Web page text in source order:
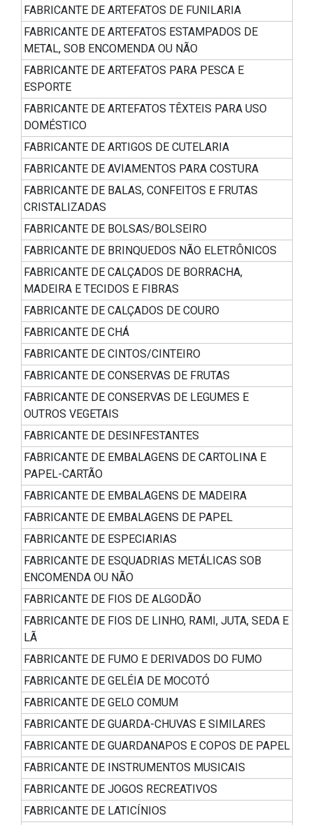
FABRICANTE DE ARTEFATOS DE FUNILARIA
FABRICANTE DE ARTEFATOS ESTAMPADOS DE
METAL, SOB ENCOMENDA OU NÃO
FABRICANTE DE ARTEFATOS PARA PESCA E
ESPORTE
FABRICANTE DE ARTEFATOS TÊXTEIS PARA USO
DOMÉSTICO
FABRICANTE DE ARTIGOS DE CUTELARIA
FABRICANTE DE AVIAMENTOS PARA COSTURA
FABRICANTE DE BALAS, CONFEITOS E FRUTAS
CRISTALIZADAS
FABRICANTE DE BOLSAS/BOLSEIRO
FABRICANTE DE BRINQUEDOS NÃO ELETRÔNICOS
FABRICANTE DE CALÇADOS DE BORRACHA,
MADEIRA E TECIDOS E FIBRAS
FABRICANTE DE CALÇADOS DE COURO
FABRICANTE DE CHÁ
FABRICANTE DE CINTOS/CINTEIRO
FABRICANTE DE CONSERVAS DE FRUTAS
FABRICANTE DE CONSERVAS DE LEGUMES E
OUTROS VEGETAIS
FABRICANTE DE DESINFESTANTES
FABRICANTE DE EMBALAGENS DE CARTOLINA E
PAPEL-CARTÃO
FABRICANTE DE EMBALAGENS DE MADEIRA
FABRICANTE DE EMBALAGENS DE PAPEL
FABRICANTE DE ESPECIARIAS
FABRICANTE DE ESQUADRIAS METÁLICAS SOB
ENCOMENDA OU NÃO
FABRICANTE DE FIOS DE ALGODÃO
FABRICANTE DE FIOS DE LINHO, RAMI, JUTA, SEDA E
LÃ
FABRICANTE DE FUMO E DERIVADOS DO FUMO
FABRICANTE DE GELÉIA DE MOCOTÓ
FABRICANTE DE GELO COMUM
FABRICANTE DE GUARDA-CHUVAS E SIMILARES
FABRICANTE DE GUARDANAPOS E COPOS DE PAPEL
FABRICANTE DE INSTRUMENTOS MUSICAIS
FABRICANTE DE JOGOS RECREATIVOS
FABRICANTE DE LATICÍNIOS